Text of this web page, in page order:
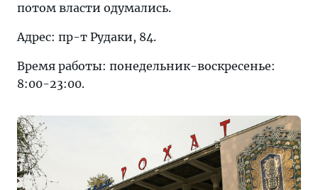
потом власти одумались.
Адрес: пр-т Рудаки, 84.
Время работы: понедельник-воскресенье:
8:00-23:00.